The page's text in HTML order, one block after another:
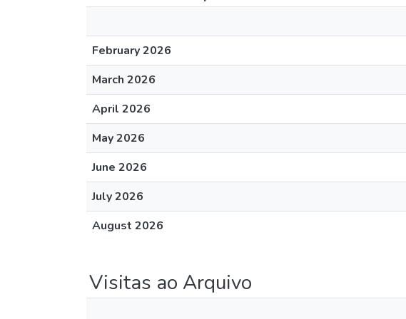
February 2026
March 2026
April 2026
May 2026
June 2026
July 2026
August 2026
Visitas ao Arquivo